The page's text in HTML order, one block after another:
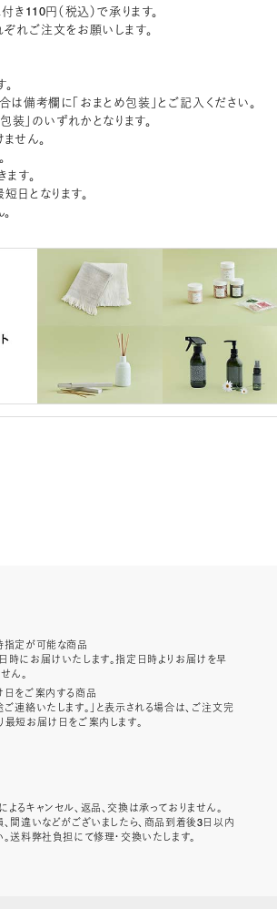
110円（税込）で承ります。
れご注文をお願いします。
備考欄に「おまとめ包装」とご記入ください。
装」のいずれかとなります。
せん。
す。
日となります。
指定が可能な商品
時にお届けいたします。指定日時よりお届けを早
ん。
日をご案内する商品
連絡いたします。」と表示される場合は、ご注文完
短お届け日をご案内します。
るキャンセル、返品、交換は承っておりません。
間違いなどがございましたら、商品到着後3日以内
送料弊社負担にて修理・交換いたします。